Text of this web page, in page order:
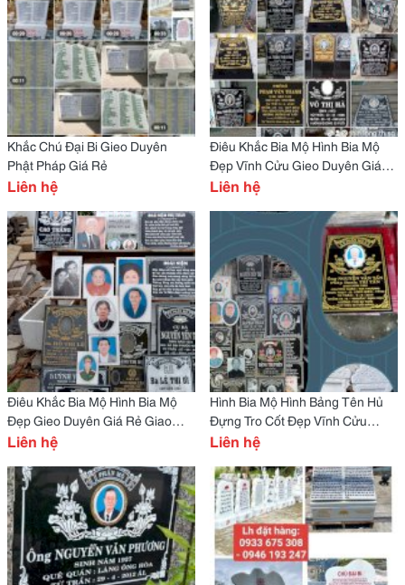
Khắc Chú Đại Bi Gieo Duyên
Phật Pháp Giá Rẻ
Liên hệ
Điêu Khắc Bia Mộ Hình Bia Mộ
Đẹp Vĩnh Cửu Gieo Duyên Giá
Rẻ Lh
Liên hệ
Điêu Khắc Bia Mộ Hình Bia Mộ
Đẹp Gieo Duyên Giá Rẻ Giao
Hàng Miễn Phí Tận Nơi
Liên hệ
Hình Bia Mộ Hình Bảng Tên Hủ
Đựng Tro Cốt Đẹp Vĩnh Cửu
Không Bay Màu Giá Rẻ Giao
Liên hệ